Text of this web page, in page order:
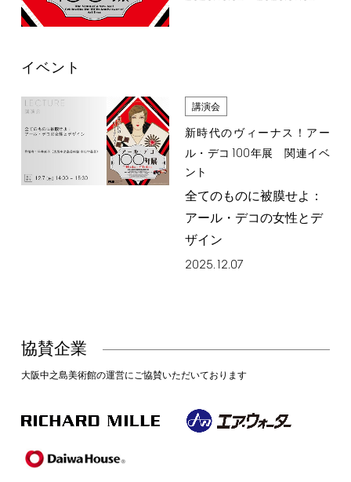
イベント
講演会
新時代のヴィーナス！アー
ル・デコ 100年展 関連イベ
ント
全てのものに被膜せよ：
アール・デコの女性とデ
ザイン
2025.12.07
協賛企業
大阪中之島美術館の運営にご協賛いただいております